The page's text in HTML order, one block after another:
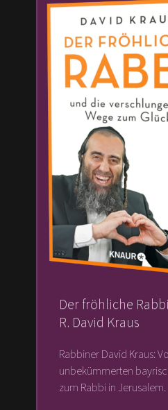
Der fröhliche
R. David Kraus
Rabbiner David Kraus:
unbekümmerten
zum Rabbi in Jerusalem.